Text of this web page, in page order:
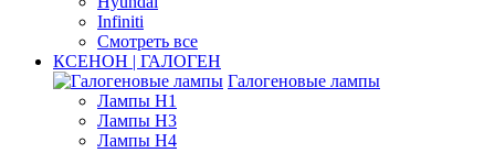
Infiniti
Смотреть все
КСЕНОН | ГАЛОГЕН
Галогеновые лампы
Лампы H1
Лампы H3
Лампы H4